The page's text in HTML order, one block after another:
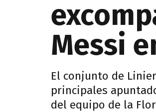
Messi
El conjunto de
principales
del equipo de la